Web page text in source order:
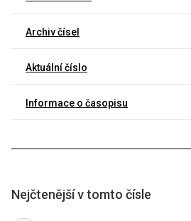
Archiv čísel
Aktuální číslo
Informace o časopisu
Nejčtenější v tomto čísle